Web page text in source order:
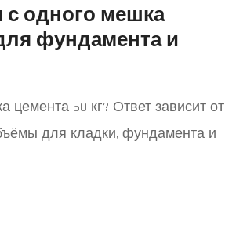
с одного мешка
фундамента и
цемента 50 кг? Ответ зависит от
для кладки, фундамента и